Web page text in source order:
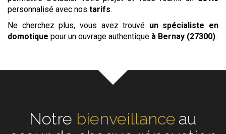
personnalisé avec nos tarifs.
Ne cherchez plus, vous avez trouvé un spécialiste en
domotique pour un ouvrage authentique à Bernay (27300).
Notreécouteau cœur de